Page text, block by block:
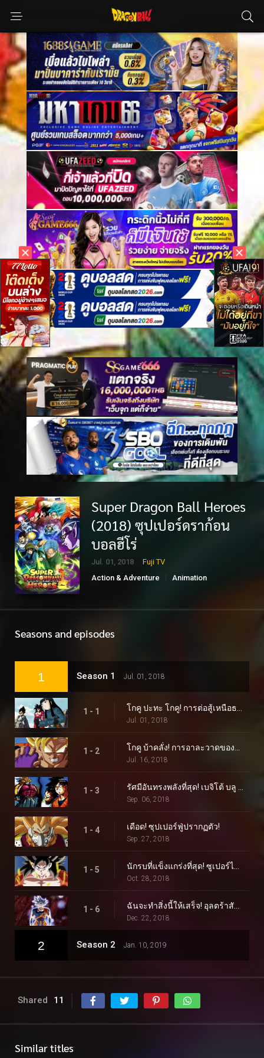
Super Dragon Ball Heroes
(2018) ซุปเปอร์ดราก้อน
บอลฮีโร่
Jul. 01, 2018
Fuji TV
Action & Adventure
Animation
Seasons and episodes
1 Season 1 Jul. 01, 2018
1 - 1
Jul. 01, 2018
1 - 2
Jul. 16, 2018
1 - 3
Sep. 06, 2018
1 - 4 เดือด! ซุปเปอร์ฟู่ปรากฏตัว!
Sep. 27, 2018
1 - 5
Oct. 28, 2018
1 - 6
Dec. 22, 2018
2 Season 2 Jan. 10, 2019
Shared 11
Similar titles